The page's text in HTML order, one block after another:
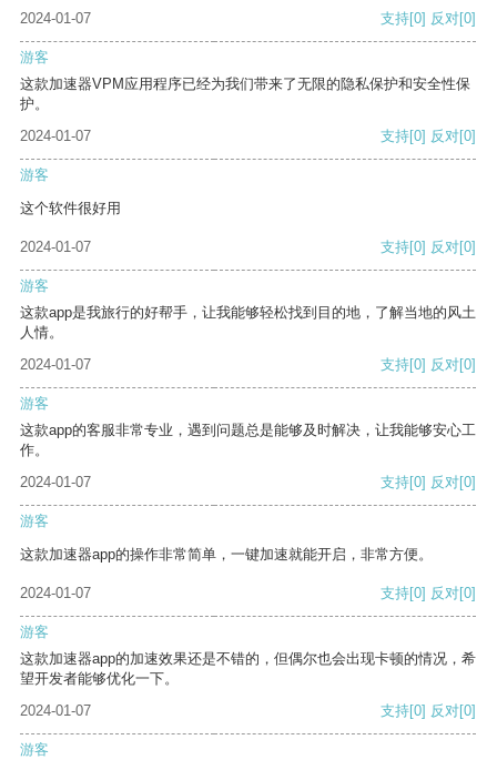
2024-01-07 支持[0] 反对[0]
游客
这款加速器VPM应用程序已经为我们带来了无限的隐私保护和安全性保
护。
2024-01-07
支持[0] 反对[0]
游客
这个软件很好用
2024-01-07 支持[0] 反对[0]
游客
这款app是我旅行的好帮手，让我能够轻松找到目的地，了解当地的风土
人情。
2024-01-07
支持[0] 反对[0]
游客
这款app的客服非常专业，遇到问题总是能够及时解决，让我能够安心工
作。
2024-01-07
支持[0] 反对[0]
游客
这款加速器app的操作非常简单，一键加速就能开启，非常方便。
2024-01-07 支持[0] 反对[0]
游客
这款加速器app的加速效果还是不错的，但偶尔也会出现卡顿的情况，希
望开发者能够优化一下。
2024-01-07
支持[0] 反对[0]
游客